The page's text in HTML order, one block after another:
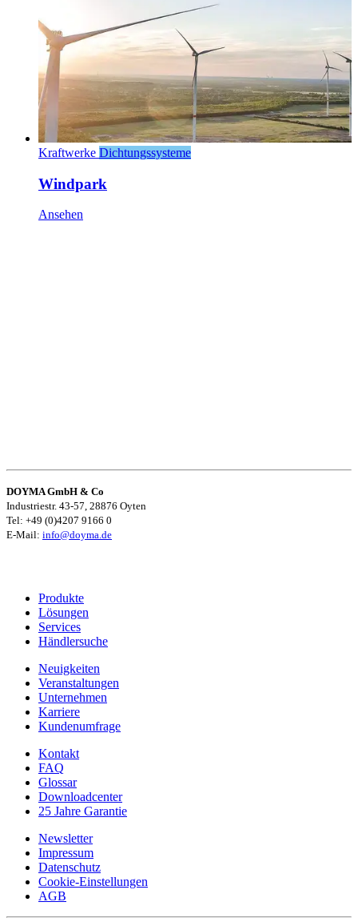
Kraftwerke Dichtungssysteme
Windpark
Ansehen
DOYMA GmbH & Co
Industriestr. 43-57, 28876 Oyten
Tel: +49 (0)4207 9166 0
E-Mail: info@doyma.de
Produkte
Lösungen
Services
Händlersuche
Neuigkeiten
Veranstaltungen
Unternehmen
Karriere
Kundenumfrage
Kontakt
FAQ
Glossar
Downloadcenter
25 Jahre Garantie
Newsletter
Impressum
Datenschutz
Cookie-Einstellungen
AGB